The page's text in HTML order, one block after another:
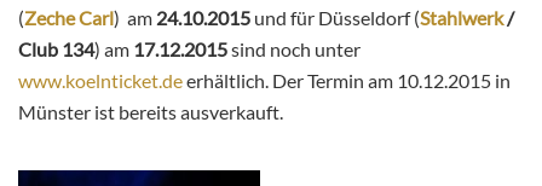
(Zeche Carl) am 24.10.2015 und für Düsseldorf (Stahlwerk/
Club 134) am 17.12.2015sind noch unter
www.koelnticket.deerhältlich. Der Termin am 10.12.2015 in
Münster ist bereits ausverkauft.